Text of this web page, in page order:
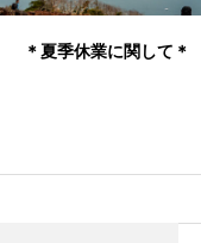
＊夏季休業に関して＊